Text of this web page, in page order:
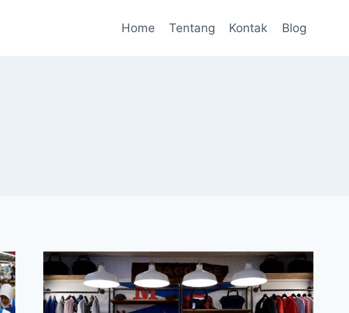
Home Tentang Kontak Blog